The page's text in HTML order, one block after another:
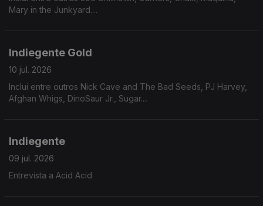
Mary in the Junkyard....
Indiegente Gold
10 jul. 2026
Inclui entre outros Nick Cave and The Bad Seeds, PJ Harvey,
Afghan Whigs, DinoSaur Jr., Sugar....
Indiegente
09 jul. 2026
Entrevista a Acid Acid